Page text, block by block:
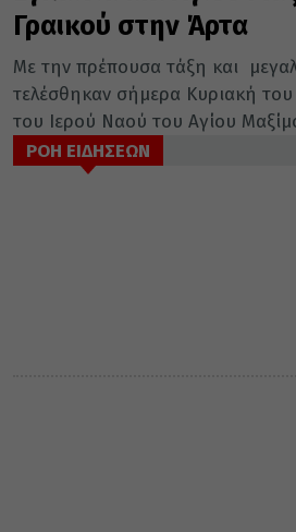
Γραικού στην Άρτα
Με την πρέπουσα τάξη και
τελέσθηκαν σήμερα Κυριακή του
του Ιερού Ναού του Αγίου
ΡΟΗ ΕΙΔΗΣΕΩΝ